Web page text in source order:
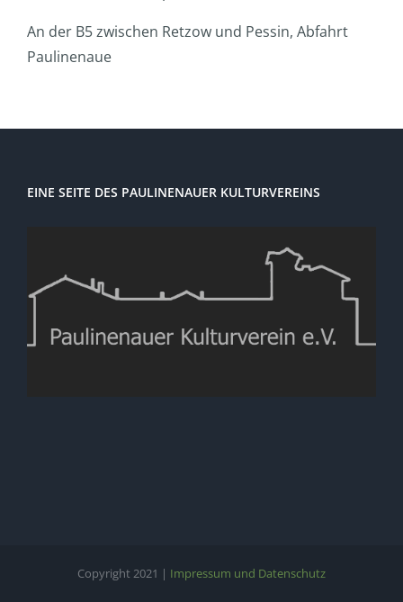
An der B5 zwischen Retzow und Pessin, Abfahrt
Paulinenaue
EINE SEITE DES PAULINENAUER KULTURVEREINS
Copyright 2021 | Impressum und Datenschutz